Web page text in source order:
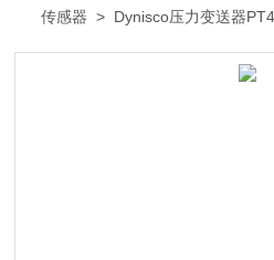
传感器 > Dynisco压力变送器